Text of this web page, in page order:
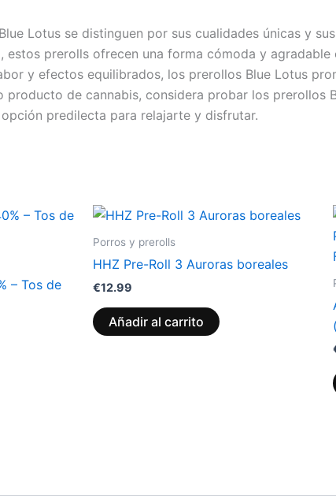
Lotus se distinguen por sus cualidades únicas y
prerolls ofrecen una forma cómoda y
y efectos equilibrados, los prerollos Blue Lotus
de cannabis, considera probar los prerollos
predilecta para relajarte y disfrutar.
– Tos de
Porros y prerolls
HHZ Pre-Roll 3 Auroras boreales
€12.99
Añadir al carrito